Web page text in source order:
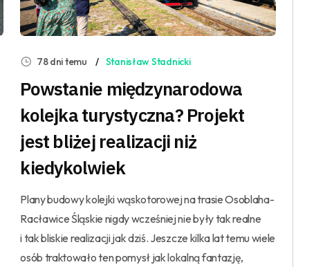
78 dni temu Stanisław Stadnicki
Powstanie międzynarodowa
kolejka turystyczna? Projekt
jest bliżej realizacji niż
kiedykolwiek
Plany budowy kolejki wąskotorowej na trasie Osoblaha-
Racławice Śląskie nigdy wcześniej nie były tak realne
i tak bliskie realizacji jak dziś. Jeszcze kilka lat temu wiele
osób traktowało ten pomysł jak lokalną fantazję,